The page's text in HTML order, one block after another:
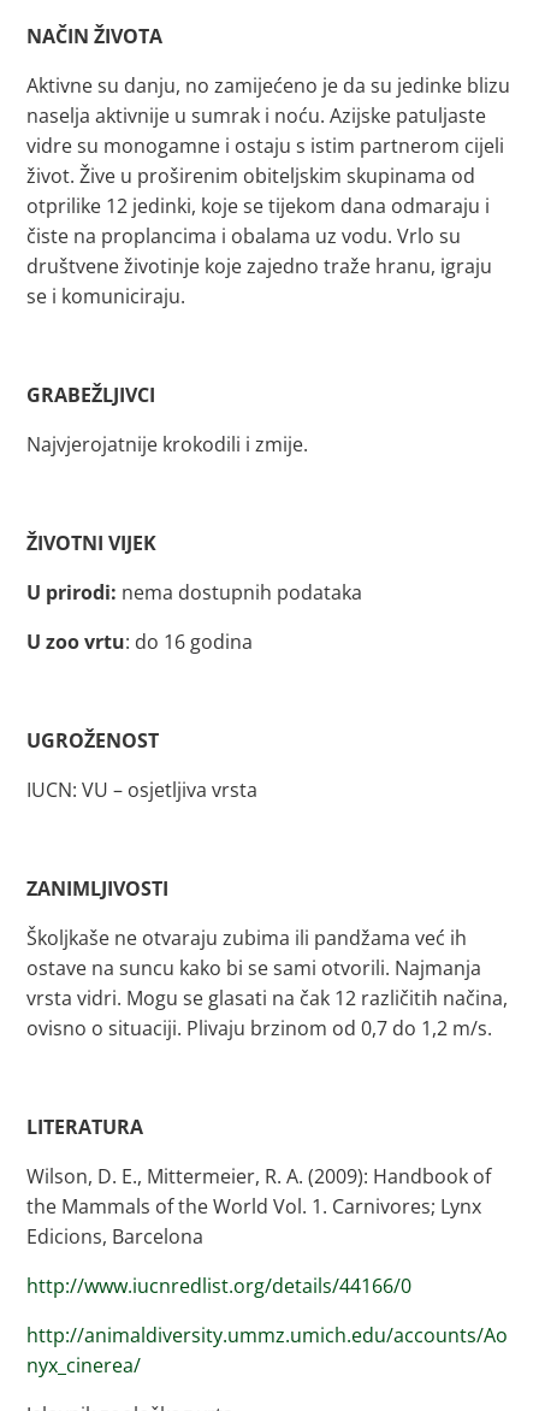
NAČIN ŽIVOTA
Aktivne su danju, no zamijećeno je da su jedinke blizu
naselja aktivnije u sumrak i noću. Azijske patuljaste
vidre su monogamne i ostaju s istim partnerom cijeli
život. Žive u proširenim obiteljskim skupinama od
otprilike 12 jedinki, koje se tijekom dana odmaraju i
čiste na proplancima i obalama uz vodu. Vrlo su
društvene životinje koje zajedno traže hranu, igraju
se i komuniciraju.
GRABEŽLJIVCI
Najvjerojatnije krokodili i zmije.
ŽIVOTNI VIJEK
U prirodi: nema dostupnih podataka
U zoo vrtu: do 16 godina
UGROŽENOST
IUCN: VU – osjetljiva vrsta
ZANIMLJIVOSTI
Školjkaše ne otvaraju zubima ili pandžama već ih
ostave na suncu kako bi se sami otvorili. Najmanja
vrsta vidri. Mogu se glasati na čak 12 različitih načina,
ovisno o situaciji. Plivaju brzinom od 0,7 do 1,2 m/s.
LITERATURA
Wilson, D. E., Mittermeier, R. A. (2009): Handbook of
the Mammals of the World Vol. 1. Carnivores; Lynx
Edicions, Barcelona
http://www.iucnredlist.org/details/44166/0
http://animaldiversity.ummz.umich.edu/accounts/Ao
nyx_cinerea/